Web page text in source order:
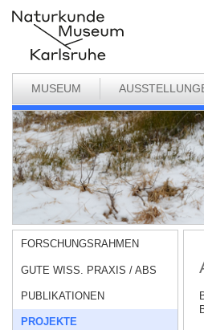
MUSEUM
FORSCHUNGSRAHMEN
GUTE WISS. PRAXIS / ABS
PUBLIKATIONEN
PROJEKTE